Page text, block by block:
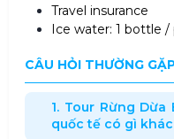
Travel insurance
Ice water: 1 bottle
CÂU HỎI THƯỜNG
1. Tour Rừng
quốc tế có gì